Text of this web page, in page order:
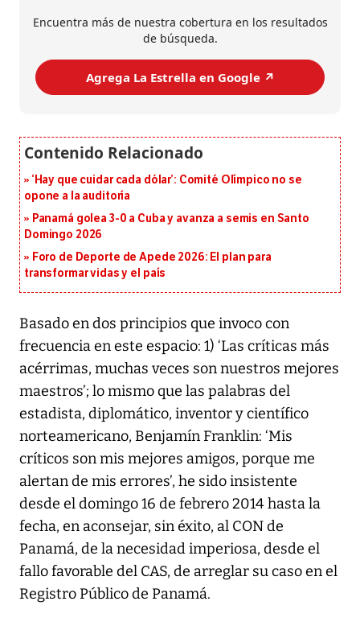
Encuentra más de nuestra cobertura en los resultados
de búsqueda.
Agrega La Estrella en Google ↗️
‘Hay que cuidar cada dólar’: Comité Olímpico no se
opone a la auditoría
Panamá golea 3-0 a Cuba y avanza a semis en Santo
Domingo 2026
Foro de Deporte de Apede 2026: El plan para
transformar vidas y el país
Basado en dos principios que invoco con
frecuencia en este espacio: 1) ‘Las críticas más
acérrimas, muchas veces son nuestros mejores
maestros’; lo mismo que las palabras del
estadista, diplomático, inventor y científico
norteamericano, Benjamín Franklin: ‘Mis
críticos son mis mejores amigos, porque me
alertan de mis errores’, he sido insistente
desde el domingo 16 de febrero 2014 hasta la
fecha, en aconsejar, sin éxito, al CON de
Panamá, de la necesidad imperiosa, desde el
fallo favorable del CAS, de arreglar su caso en el
Registro Público de Panamá.